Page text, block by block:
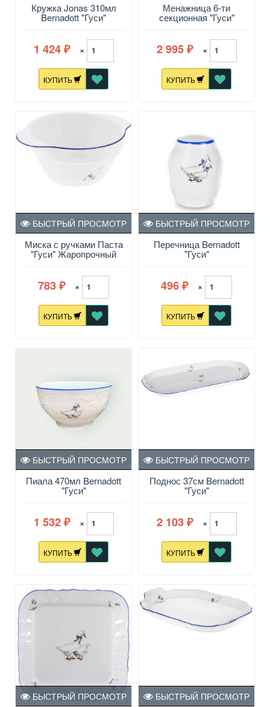
Кружка Jonas 310мл
Bernadott "Гуси"
1 424 ₽ ×
КУПИТЬ
Менажница 6-ти
секционная "Гуси"
MORITZ ZDEKAUER
1810 S.R.O.
2 995 ₽ ×
КУПИТЬ
Миска с ручками Паста
"Гуси" Жаропрочный
фарфор
БЫСТРЫЙ ПРОСМОТР
783 ₽ ×
КУПИТЬ
Перечница Bernadott
"Гуси"
БЫСТРЫЙ ПРОСМОТР
496 ₽ ×
КУПИТЬ
Пиала 470мл Bernadott
"Гуси"
БЫСТРЫЙ ПРОСМОТР
1 532 ₽ ×
КУПИТЬ
Поднос 37см Bernadott
"Гуси"
БЫСТРЫЙ ПРОСМОТР
2 103 ₽ ×
КУПИТЬ
БЫСТРЫЙ ПРОСМОТР БЫСТРЫЙ ПРОСМОТР